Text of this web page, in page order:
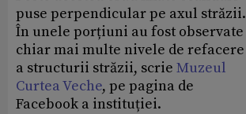
puse perpendicular pe axul străzii.
În unele porțiuni au fost observate
chiar mai multe nivele de refacere
a structurii străzii, scrie Muzeul
Curtea Veche, pe pagina de
Facebook a instituției.